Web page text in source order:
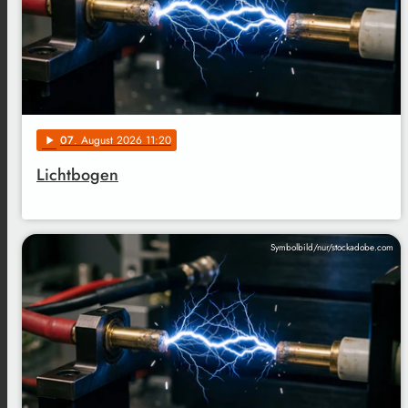
play_arrow 07. August 2026 11:20
Lichtbogen
Symbolbild/nur/stockadobe.com